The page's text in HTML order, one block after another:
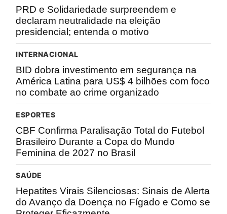
PRD e Solidariedade surpreendem e
declaram neutralidade na eleição
presidencial; entenda o motivo
INTERNACIONAL
BID dobra investimento em segurança na
América Latina para US$ 4 bilhões com foco
no combate ao crime organizado
ESPORTES
CBF Confirma Paralisação Total do Futebol
Brasileiro Durante a Copa do Mundo
Feminina de 2027 no Brasil
SAÚDE
Hepatites Virais Silenciosas: Sinais de Alerta
do Avanço da Doença no Fígado e Como se